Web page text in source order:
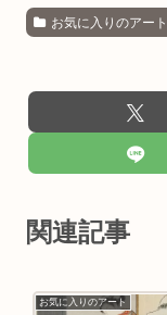
お気に入りのアート
関連記事
お気に入りのアート